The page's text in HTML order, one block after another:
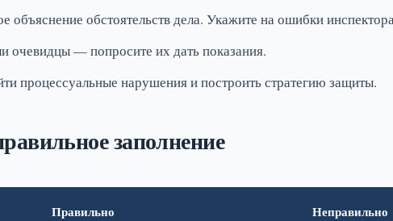
объяснение обстоятельств дела. Укажите на ошибки
очевидцы — попросите их дать показания.
процессуальные нарушения и построить стратегию защиты.
заполнение
Правильно Неправильно